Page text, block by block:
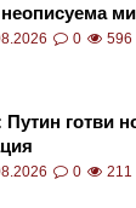
неописуема
в
0 596
Путин готви
0 211